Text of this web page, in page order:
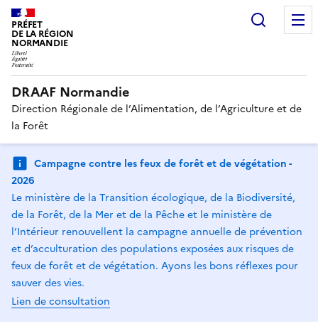
PRÉFET
DE LA RÉGION
NORMANDIE
DRAAF Normandie
Direction Régionale de l’Alimentation, de l’Agriculture et de
la Forêt
Campagne contre les feux de forêt et de végétation -
2026
Le ministère de la Transition écologique, de la Biodiversité,
de la Forêt, de la Mer et de la Pêche et le ministère de
l’Intérieur renouvellent la campagne annuelle de prévention
et d’acculturation des populations exposées aux risques de
feux de forêt et de végétation. Ayons les bons réflexes pour
sauver des vies.
Lien de consultation